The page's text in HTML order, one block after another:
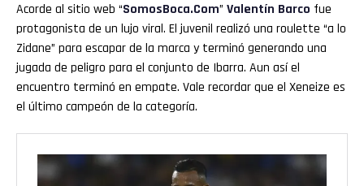
Acorde al sitio web “SomosBoca.Com” Valentín Barco fue
protagonista de un lujo viral. El juvenil realizó una roulette “a lo
Zidane” para escapar de la marca y terminó generando una
jugada de peligro para el conjunto de Ibarra. Aun así el
encuentro terminó en empate. Vale recordar que el Xeneize es
el último campeón de la categoría.